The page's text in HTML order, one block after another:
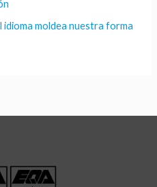
idioma moldea nuestra forma